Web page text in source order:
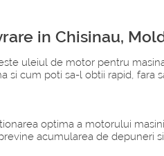
in Chisinau,
uleiul de motor pentru
si cum poti sa-l obtii rapid, fara
optima a motorului
acumularea de depuneri